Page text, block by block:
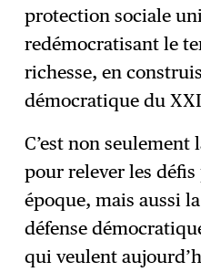
protection sociale
redémocratisant le
richesse, en
démocratique du
C’est non
pour relever les
époque, mais aussi
défense
qui veulent